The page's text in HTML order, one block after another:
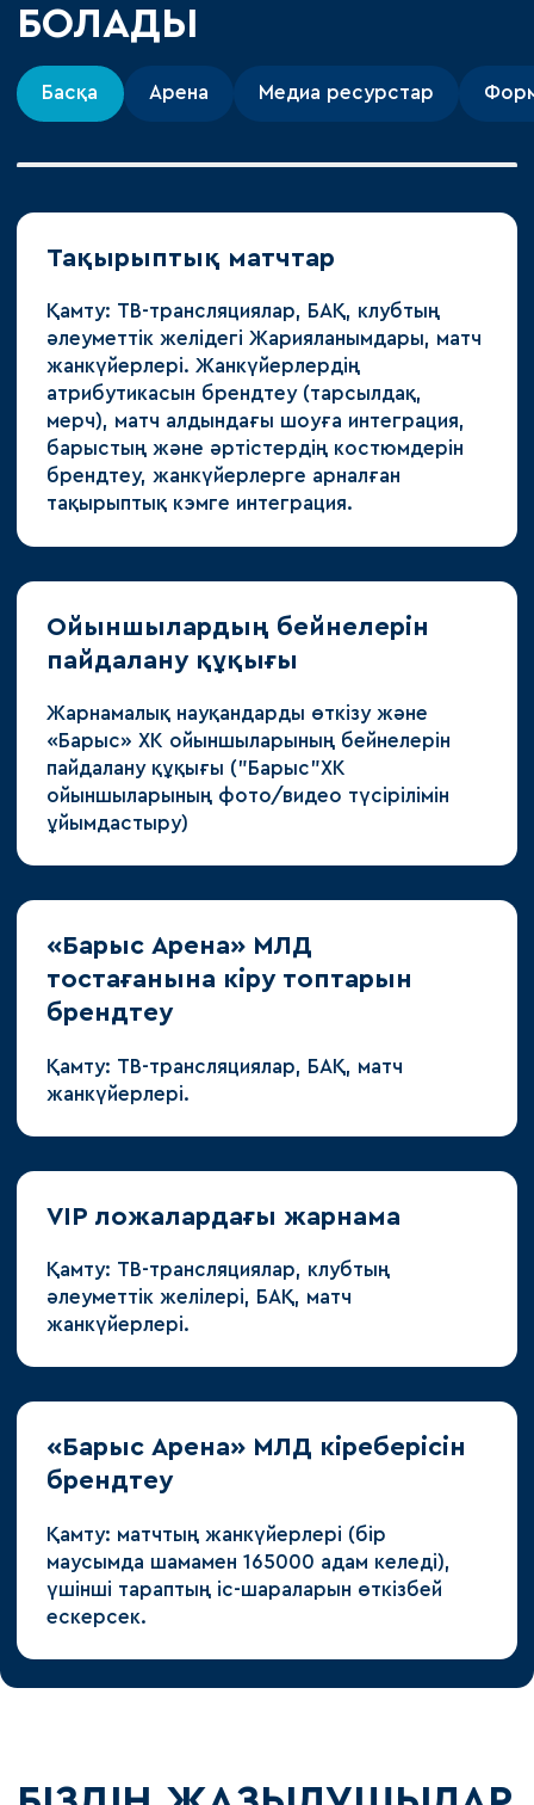
БОЛАДЫ
Басқа Арена Медиа ресурстар
Тақырыптық матчтар
Қамту: ТВ-трансляциялар, БАҚ, клубтың
әлеуметтік желідегі Жарияланымдары, матч
жанкүйерлері. Жанкүйерлердің
атрибутикасын брендтеу (тарсылдақ,
мерч), матч алдындағы шоуға интеграция,
барыстың және әртістердің костюмдерін
брендтеу, жанкүйерлерге арналған
тақырыптық кэмге интеграция.
Ойыншылардың бейнелерін
пайдалану құқығы
Жарнамалық науқандарды өткізу және
«Барыс» ХК ойыншыларының бейнелерін
пайдалану құқығы ("Барыс"ХК
ойыншыларының фото/видео түсірілімін
ұйымдастыру)
«Барыс Арена» МЛД
тостағанына кіру топтарын
брендтеу
Қамту: ТВ-трансляциялар, БАҚ, матч
жанкүйерлері.
VIP ложалардағы жарнама
Қамту: ТВ-трансляциялар, клубтың
әлеуметтік желілері, БАҚ, матч
жанкүйерлері.
«Барыс Арена» МЛД кіреберісін
брендтеу
Қамту: матчтың жанкүйерлері (бір
маусымда шамамен 165000 адам келеді),
үшінші тараптың іс-шараларын өткізбей
ескерсек.